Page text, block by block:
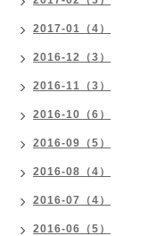
2017-01（4）
2016-12（3）
2016-11（3）
2016-10（6）
2016-09（5）
2016-08（4）
2016-07（4）
2016-06（5）